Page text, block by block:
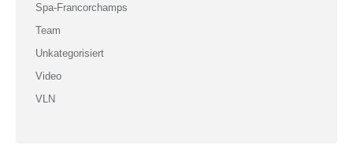
Spa-Francorchamps
Team
Unkategorisiert
Video
VLN